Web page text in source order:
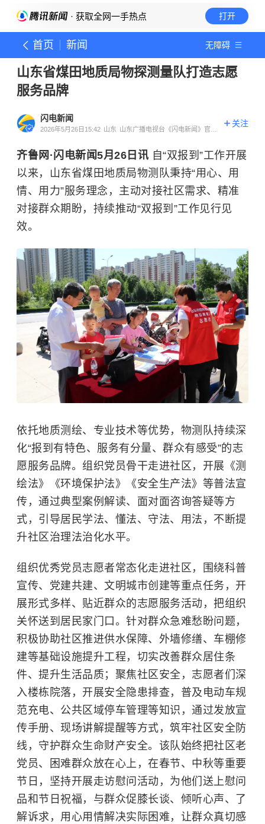
· 获取全网一手热点 打开
首页 新闻 无障碍
山东省煤田地质局物探测量队打造志愿
服务品牌
闪电新闻
2026年5月26日15:42 山东 山东广播电视台《闪电新闻》官方
关注
齐鲁网·闪电新闻5月26日讯 自“双报到”工作开展
以来，山东省煤田地质局物测队秉持“用心、用
情、用力”服务理念，主动对接社区需求、精准
对接群众期盼，持续推动“双报到”工作见行见
效。
依托地质测绘、专业技术等优势，物测队持续深
化“报到有特色、服务有分量、群众有感受”的志
愿服务品牌。组织党员骨干走进社区，开展《测
绘法》《环境保护法》《安全生产法》等普法宣
传，通过典型案例解读、面对面咨询答疑等方
式，引导居民学法、懂法、守法、用法，不断提
升社区治理法治化水平。
组织优秀党员志愿者常态化走进社区，围绕科普
宣传、党建共建、文明城市创建等重点任务，开
展形式多样、贴近群众的志愿服务活动，把组织
关怀送到居民家门口。针对群众急难愁盼问题，
积极协助社区推进供水保障、外墙修缮、车棚修
建等基础设施提升工程，切实改善群众居住条
件、提升生活品质；聚焦社区安全，志愿者们深
入楼栋院落，开展安全隐患排查，普及电动车规
范充电、公共区域停车管理等知识，通过发放宣
传手册、现场讲解提醒等方式，筑牢社区安全防
线，守护群众生命财产安全。该队始终把社区老
党员、困难群众放在心上，在春节、中秋等重要
节日，坚持开展走访慰问活动，为他们送上慰问
品和节日祝福，与群众促膝长谈、倾听心声、了
解诉求，用心用情解决实际困难，让群众真切感